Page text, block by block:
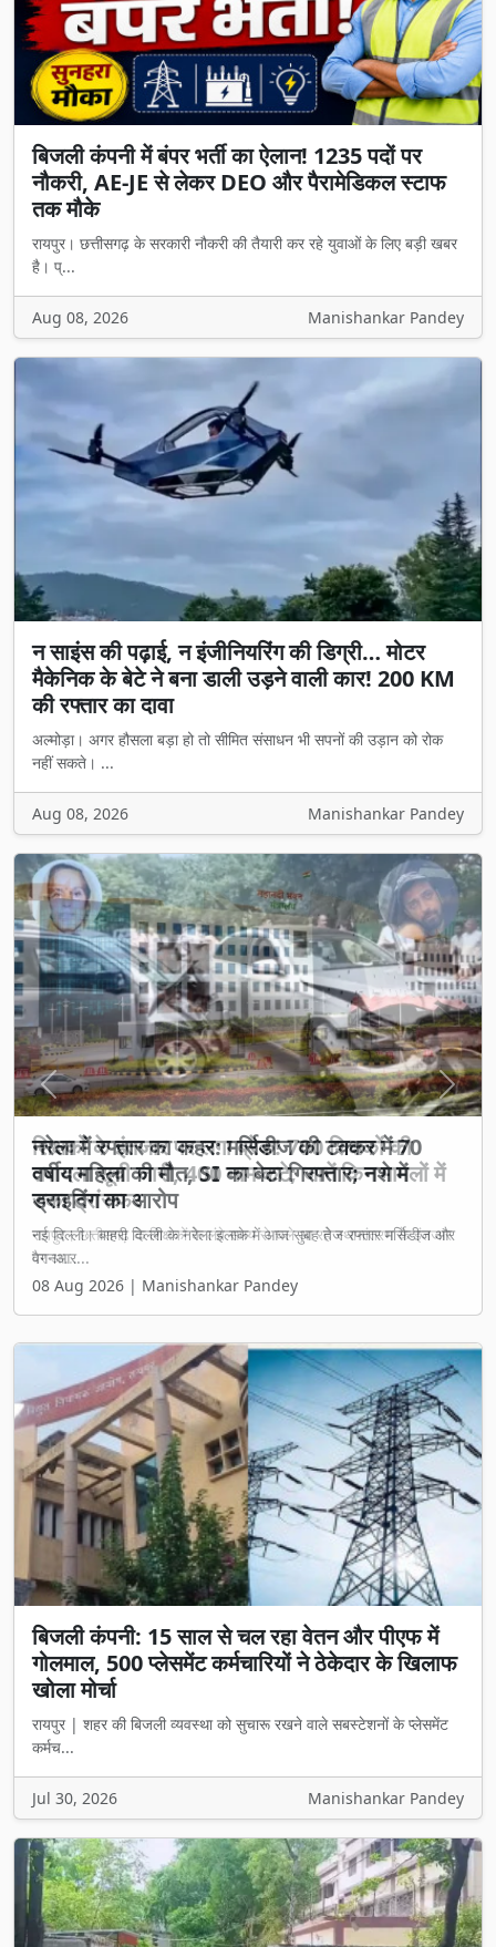
बिजली कंपनी में बंपर भर्ती का ऐलान! 1235 पदों पर
नौकरी, AE-JE से लेकर DEO और पैरामेडिकल स्टाफ
तक मौके
रायपुर। छत्तीसगढ़ के सरकारी नौकरी की तैयारी कर रहे युवाओं के लिए बड़ी खबर
है। प्...
Aug 08, 2026 Manishankar Pandey
न साइंस की पढ़ाई, न इंजीनियरिंग की डिग्री… मोटर
मैकेनिक के बेटे ने बना डाली उड़ने वाली कार! 200 KM
की रफ्तार का दावा
अल्मोड़ा। अगर हौसला बड़ा हो तो सीमित संसाधन भी सपनों की उड़ान को रोक
नहीं सकते। ...
Aug 08, 2026 Manishankar Pandey
शिक्षकों के इंतजार पर लगा ब्रेक! 700 शिक्षकों की
तबादला सूची जारी, 400 नाम कटे; जानें किन मामलों में
रुका ट्रांसफर
रायपुर। छत्तीसगढ़ के शिक्षकों के लंबे समय से चले आ रहे स्थानांतरण के इंतजार
पर आ...
08 Aug 2026 | Manishankar Pandey
Previous Next
बिजली कंपनी: 15 साल से चल रहा वेतन और पीएफ में
गोलमाल, 500 प्लेसमेंट कर्मचारियों ने ठेकेदार के खिलाफ
खोला मोर्चा
रायपुर | शहर की बिजली व्यवस्था को सुचारू रखने वाले सबस्टेशनों के प्लेसमेंट
कर्मच...
Jul 30, 2026 Manishankar Pandey